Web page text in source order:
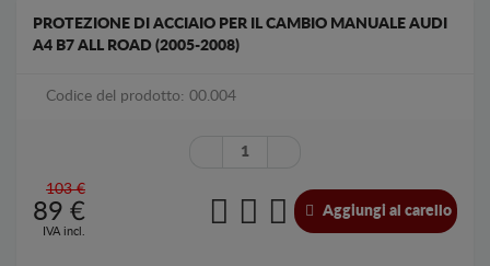
PROTEZIONE DI ACCIAIO PER IL CAMBIO MANUALE AUDI
A4 B7 ALL ROAD (2005-2008)
Codice del prodotto: 00.004
103 €
89 €
IVA incl.
Aggiungi al carello